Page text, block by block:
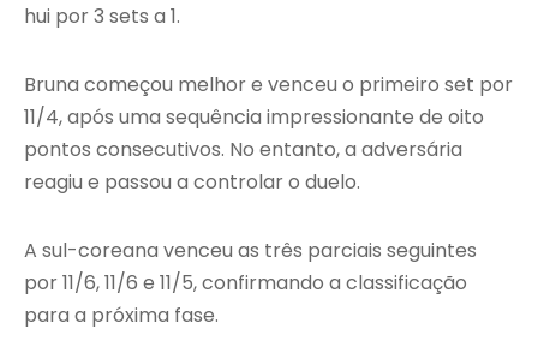
hui por 3 sets a 1.
Bruna começou melhor e venceu o primeiro set por
11/4, após uma sequência impressionante de oito
pontos consecutivos. No entanto, a adversária
reagiu e passou a controlar o duelo.
A sul-coreana venceu as três parciais seguintes
por 11/6, 11/6 e 11/5, confirmando a classificação
para a próxima fase.